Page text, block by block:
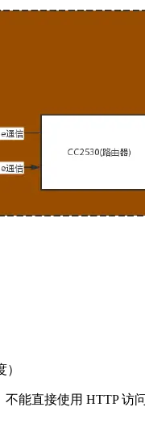
能直接使用 HTTP 访